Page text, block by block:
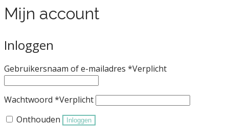
Mijn account
Inloggen
Gebruikersnaam of e-mailadres *Verplicht
Wachtwoord *Verplicht
Onthouden
Inloggen